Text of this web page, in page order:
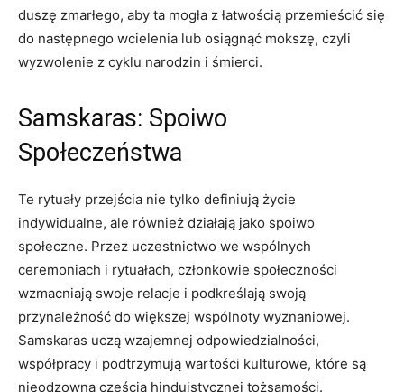
duszę zmarłego, aby ta mogła z łatwością przemieścić się
do następnego wcielenia lub osiągnąć mokszę, czyli
wyzwolenie z cyklu narodzin i śmierci.
Samskaras: Spoiwo
Społeczeństwa
Te rytuały przejścia nie tylko definiują życie
indywidualne, ale również działają jako spoiwo
społeczne. Przez uczestnictwo we wspólnych
ceremoniach i rytuałach, członkowie społeczności
wzmacniają swoje relacje i podkreślają swoją
przynależność do większej wspólnoty wyznaniowej.
Samskaras uczą wzajemnej odpowiedzialności,
współpracy i podtrzymują wartości kulturowe, które są
nieodzowną częścią hinduistycznej tożsamości.